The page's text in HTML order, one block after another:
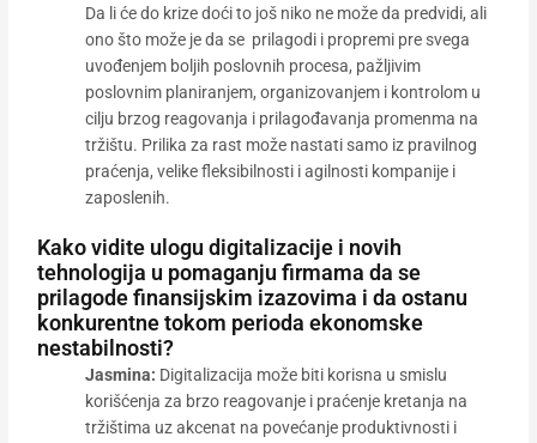
Da li će do krize doći to još niko ne može da predvidi, ali
ono što može je da se prilagodi i propremi pre svega
uvođenjem boljih poslovnih procesa, pažljivim
poslovnim planiranjem, organizovanjem i kontrolom u
cilju brzog reagovanja i prilagođavanja promenma na
tržištu. Prilika za rast može nastati samo iz pravilnog
praćenja, velike fleksibilnosti i agilnosti kompanije i
zaposlenih.
Kako vidite ulogu digitalizacije i novih
tehnologija u pomaganju firmama da se
prilagode finansijskim izazovima i da ostanu
konkurentne tokom perioda ekonomske
nestabilnosti?
Jasmina: Digitalizacija može biti korisna u smislu
korišćenja za brzo reagovanje i praćenje kretanja na
tržištima uz akcenat na povećanje produktivnosti i